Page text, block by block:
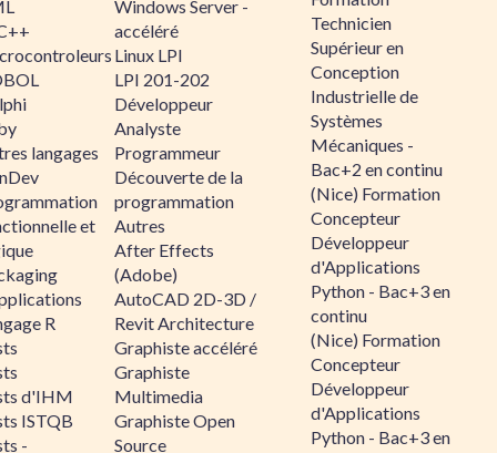
langages
et
R
d'IHM
ISTQB
-
Windows Server -
accéléré
Linux LPI
LPI 201-202
Développeur
Analyste
Programmeur
Découverte de la
programmation
Autres
After Effects
(Adobe)
AutoCAD 2D-3D /
Revit Architecture
Graphiste accéléré
Graphiste
Multimedia
Graphiste Open
Source
Technicien
Supérieur en
Conception
Industrielle de
Systèmes
Mécaniques -
Bac+2 en continu
(Nice) Formation
Concepteur
Développeur
d'Applications
Python - Bac+3 en
continu
(Nice) Formation
Concepteur
Développeur
d'Applications
Python - Bac+3 en